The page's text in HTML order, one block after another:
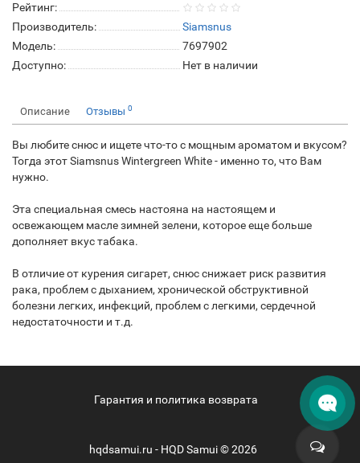
Рейтинг:
Производитель:
Siamsnus
Модель:
7697902
Доступно:
Нет в наличии
Описание Отзывы 0
Вы любите снюс и ищете что-то с мощным ароматом и вкусом?
Тогда этот Siamsnus Wintergreen White - именно то, что Вам
нужно.
Эта специальная смесь настояна на настоящем и
освежающем масле зимней зелени, которое еще больше
дополняет вкус табака.
В отличие от курения сигарет, снюс снижает риск развития
рака, проблем с дыханием, хронической обструктивной
болезни легких, инфекций, проблем с легкими, сердечной
недостаточности и т.д.
Гарантия и политика возврата
hqdsamui.ru - HQD Samui © 2026